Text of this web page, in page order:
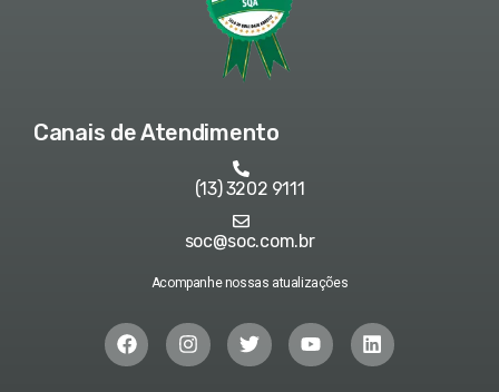
Canais de Atendimento
(13) 3202 9111
soc@soc.com.br
Acompanhe nossas atualizações